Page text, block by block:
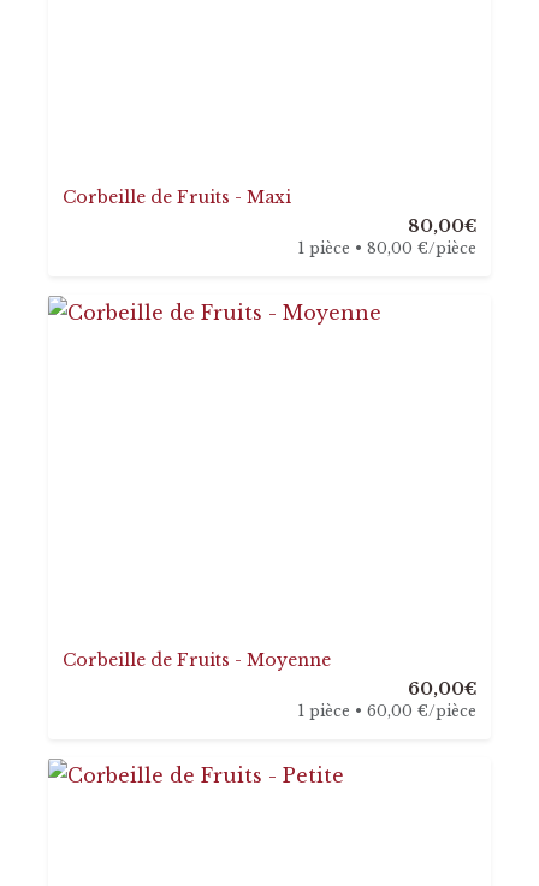
Corbeille de Fruits - Maxi
80,00€
1 pièce • 80,00 €/pièce
Corbeille de Fruits - Moyenne
60,00€
1 pièce • 60,00 €/pièce